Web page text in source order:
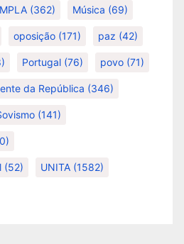
MPLA (362) Música (69)
oposição (171) paz (42)
Portugal (76) povo (71)
da República (346)
(141)
(52) UNITA (1582)